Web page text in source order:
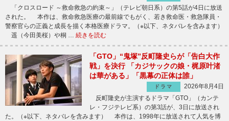
「クロスロード ～救命救急の約束～」（テレビ朝日系）の第5話が4日に放送
された。 本作は、救命救急医療の最前線でもがく、若き救命医・救急隊員・
警察官らの正義と成長を描く本格医療ドラマ。（※以下、ネタバレを含みます）
遥（今田美桜）や桐 … 続きを読む
「GTO」“鬼塚”反町隆史らが「告白大作
戦」を決行 「カジサックの娘・梶原叶渚
は華がある」「黒幕の正体は誰」
ドラマ
2026年8月4日
反町隆史が主演するドラマ「GTO」（カンテ
レ・フジテレビ系）の第3話が、3日に放送され
た。（※以下、ネタバレを含みます） 本作は、1998年に放送されて人気を博